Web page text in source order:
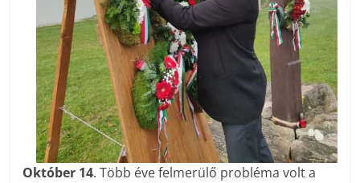
Október 14. Több éve felmerülő probléma volt a